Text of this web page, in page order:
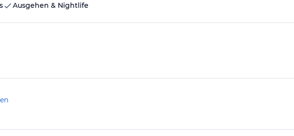
Ausgehen & Nightlife